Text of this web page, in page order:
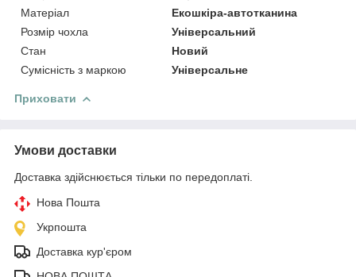
Матеріал
Екошкіра-автотканина
Розмір чохла
Універсальний
Стан
Новий
Сумісність з маркою
Універсальне
Приховати
Умови доставки
Доставка здійснюється тільки по передоплаті.
Нова Пошта
Укрпошта
Доставка кур'єром